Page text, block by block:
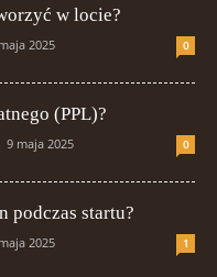
w locie?
2025 0
(PPL)?
9 maja 2025 0
podczas startu?
2025 1